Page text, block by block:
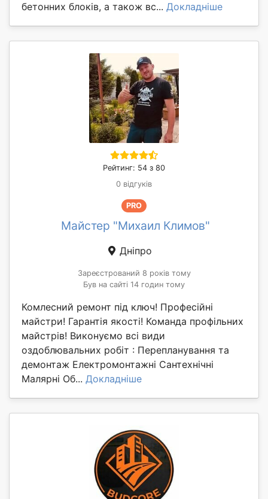
бетонних блоків, а також вс... Докладніше
Рейтинг: 54 з 80
0 відгуків
PRO
Майстер "Михаил Климов"
Дніпро
Зареєстрований 8 років тому
Був на сайті 14 годин тому
Комлесний ремонт під ключ! Професійні
майстри! Гарантія якості! Команда профільних
майстрів! Виконуємо всі види
оздоблювальних робіт : Перепланування та
демонтаж Електромонтажні Сантехнічні
Малярні Об... Докладніше